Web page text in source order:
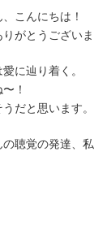
こんにちは！
がとうございま
に辿り着く。
！
だと思います。
聴覚の発達、